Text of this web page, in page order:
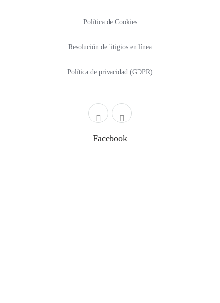
Política de Cookies
Resolución de litigios en línea
Política de privacidad (GDPR)
Facebook